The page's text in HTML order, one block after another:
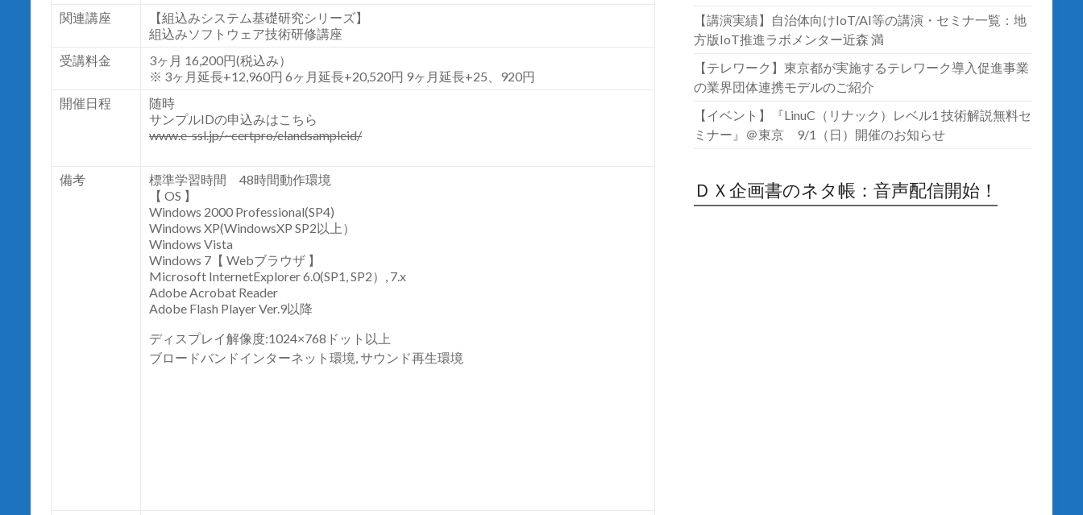
関連講座
【組込みシステム基礎研究シリーズ】
組込みソフトウェア技術研修講座
受講料金
3ヶ月 16,200円(税込み）
※ 3ヶ月延長+12,960円 6ヶ月延長+20,520円 9ヶ月延長+25、920円
開催日程
随時
サンプルIDの申込みはこちら
www.e-ssl.jp/~certpro/elandsampleid/
備考
標準学習時間 48時間動作環境
【 OS 】
Windows 2000 Professional(SP4)
Windows XP(WindowsXP SP2以上）
Windows Vista
Windows 7【 Webブラウザ 】
Microsoft InternetExplorer 6.0(SP1, SP2）, 7.x
Adobe Acrobat Reader
Adobe Flash Player Ver.9以降
ディスプレイ解像度:1024×768ドット以上
ブロードバンドインターネット環境, サウンド再生環境
【講演実績】自治体向けIoT/AI等の講演・セミナ一覧：地
方版IoT推進ラボメンター近森 満
【テレワーク】東京都が実施するテレワーク導入促進事業
の業界団体連携モデルのご紹介
【イベント】『LinuC（リナック）レベル1 技術解説無料セ
ミナー』＠東京 9/1（日）開催のお知らせ
ＤＸ企画書のネタ帳：音声配信開始！